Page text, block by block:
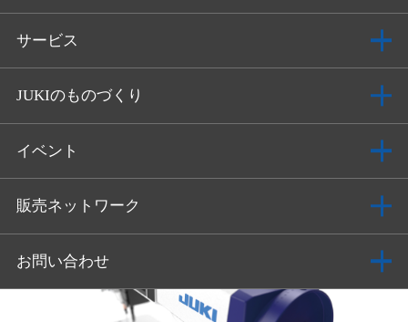
サービス
JUKIのものづくり
イベント
販売ネットワーク
お問い合わせ